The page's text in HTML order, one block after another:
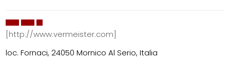
[http://www.vermeister.com]
loc. Fornaci, 24050 Mornico Al Serio, Italia